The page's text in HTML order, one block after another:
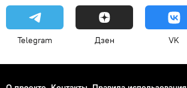
Telegram Дзен VK